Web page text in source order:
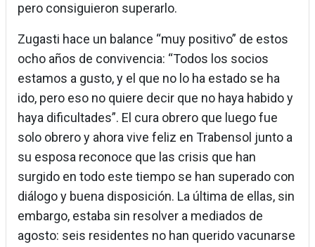
pero consiguieron superarlo.
Zugasti hace un balance “muy positivo” de estos
ocho años de convivencia: “Todos los socios
estamos a gusto, y el que no lo ha estado se ha
ido, pero eso no quiere decir que no haya habido y
haya dificultades”. El cura obrero que luego fue
solo obrero y ahora vive feliz en Trabensol junto a
su esposa reconoce que las crisis que han
surgido en todo este tiempo se han superado con
diálogo y buena disposición. La última de ellas, sin
embargo, estaba sin resolver a mediados de
agosto: seis residentes no han querido vacunarse